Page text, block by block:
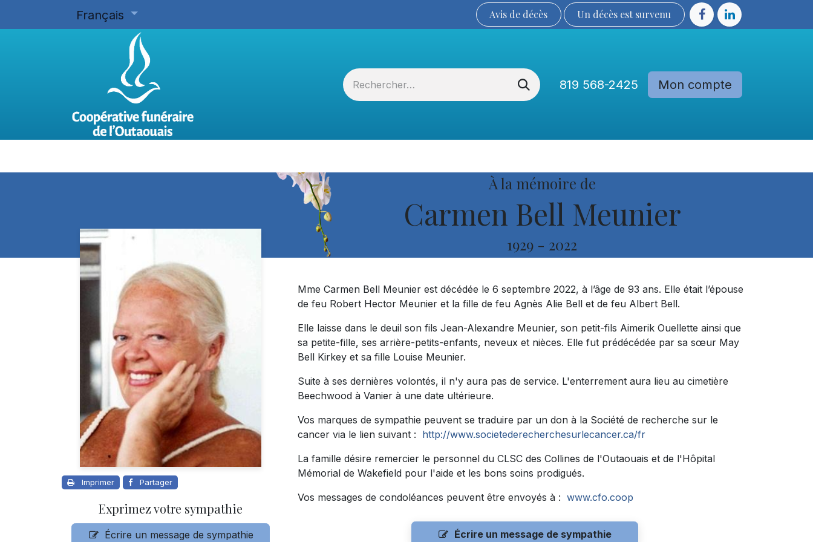
Français Avis de décès Un décès est sur​​​​​​​​ve​nu​​​​​​​​​​
819 568-2425 Mon compte
À la mémoire de
Carmen Bell Meunier
1929 - 2022
Imprimer Partager
Exprimez votre sympathie
Écrire un message de sympathie
Mme Carmen Bell Meunier est décédée le 6 septembre 2022, à l’âge de 93 ans. Elle était l’épouse
de feu Robert Hector Meunier et la fille de feu Agnès Alie Bell et de feu Albert Bell.
Elle laisse dans le deuil son fils Jean-Alexandre Meunier, son petit-fils Aimerik Ouellette ainsi que
sa petite-fille, ses arrière-petits-enfants, neveux et nièces. Elle fut prédécédée par sa sœur May
Bell Kirkey et sa fille Louise Meunier.
Suite à ses dernières volontés, il n'y aura pas de service. L'enterrement aura lieu au cimetière
Beechwood à Vanier à une date ultérieure.
Vos marques de sympathie peuvent se traduire par un don à la Société de recherche sur le
cancer via le lien suivant : http://www.societederecherchesurlecancer.ca/fr
La famille désire remercier le personnel du CLSC des Collines de l'Outaouais et de l'Hôpital
Mémorial de Wakefield pour l'aide et les bons soins prodigués.
Vos messages de condoléances peuvent être envoyés à : www.cfo.coop
Écrire un message de sympathie